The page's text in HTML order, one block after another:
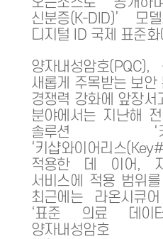
신분증(K-DID)’ 모
디지털 ID 국제 표준
양자내성암호
새롭게 주목받는 보
경쟁력 강화에 앞장서
분야에서는 지난해
솔루션 ‘키샵
‘키샵와이어리스
적용한 데 이어,
서비스에 적용 범위
최근에는 라온시큐
‘표준 의료 데이
양자내성암호